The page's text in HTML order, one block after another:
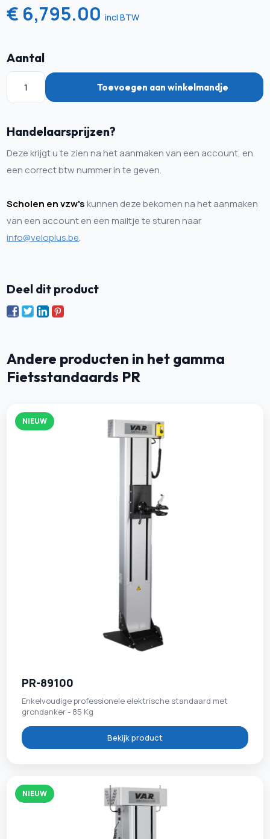
€ 6,795.00incl BTW
Aantal
Toevoegen aan winkelmandje
Handelaarsprijzen?
Deze krijgt u te zien na het aanmaken van een account, en
een correct btw nummer in te geven.
Scholen en vzw'skunnen deze bekomen na het aanmaken
van een account en een mailtje te sturen naar
info@veloplus.be.
Deel dit product
Andere producten in het gamma
Fietsstandaards PR
NIEUW
PR-89100
Enkelvoudige professionele elektrische standaard met
grondanker - 85 Kg
Bekijk product
NIEUW